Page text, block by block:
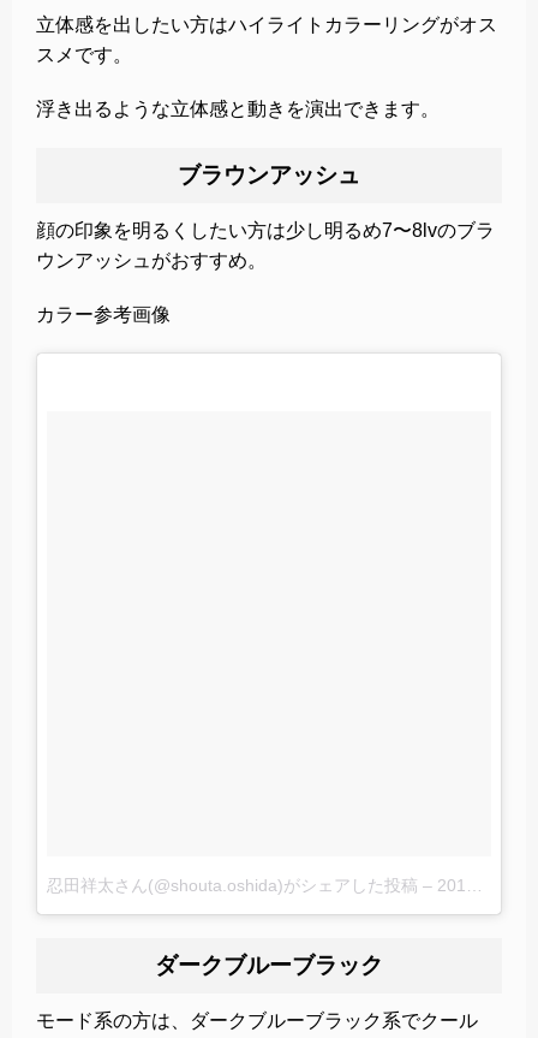
立体感を出したい方はハイライトカラーリングがオス
スメです。
浮き出るような立体感と動きを演出できます。
ブラウンアッシュ
顔の印象を明るくしたい方は少し明るめ7〜8lvのブラ
ウンアッシュがおすすめ。
カラー参考画像
忍田祥太さん(@shouta.oshida)がシェアした投稿 – 2017 5月 21 3:59午前 PDT
ダークブルーブラック
モード系の方は、ダークブルーブラック系でクール